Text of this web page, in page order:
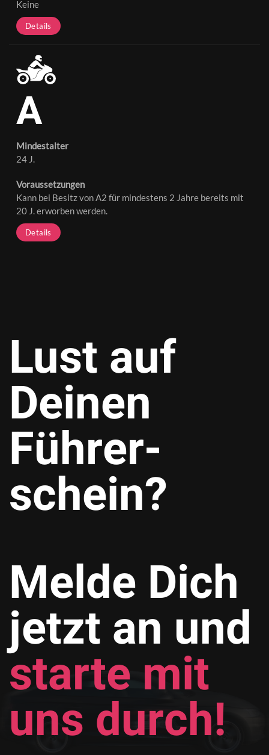
Keine
Details
A
Mindestalter
24 J.
Voraussetzungen
Kann bei Besitz von A2 für mindestens 2 Jahre bereits mit
20 J. erworben werden.
Details
Lust auf
Deinen
Führer­
schein?
Melde Dich
jetzt an und
starte mit
uns durch!